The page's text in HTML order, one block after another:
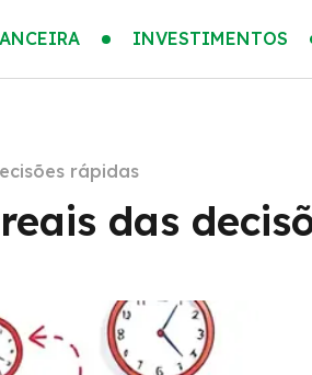
INVESTIMENTOS
rápidas
das